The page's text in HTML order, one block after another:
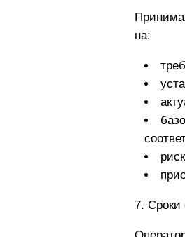
на:
7. Сроки